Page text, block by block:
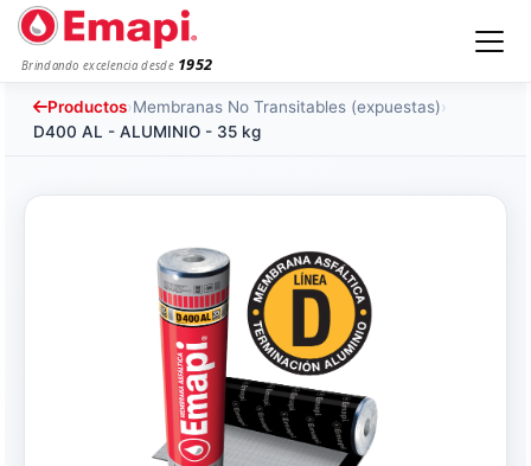
Brindando excelencia desde 1952
Productos›Membranas No Transitables (expuestas)›
D400 AL - ALUMINIO - 35 kg